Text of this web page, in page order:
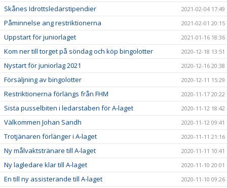
Skånes Idrottsledarstipendier 2021-02-04 17:49
Påminnelse ang restriktionerna 2021-02-01 20:15
Uppstart för juniorlaget 2021-01-16 18:36
Kom ner till torget på söndag och köp bingolotter 2020-12-18 13:51
Nystart för juniorlag 2021 2020-12-16 20:38
Försäljning av bingolotter 2020-12-11 15:29
Restriktionerna förlängs från FHM 2020-11-17 20:22
Sista pusselbiten i ledarstaben för A-laget 2020-11-12 18:42
Välkommen Johan Sandh 2020-11-12 09:41
Trotjänaren förlänger i A-laget 2020-11-11 21:16
Ny målvaktstränare till A-laget 2020-11-11 10:41
Ny lagledare klar till A-laget 2020-11-10 20:01
En till ny assisterande till A-laget 2020-11-10 09:26